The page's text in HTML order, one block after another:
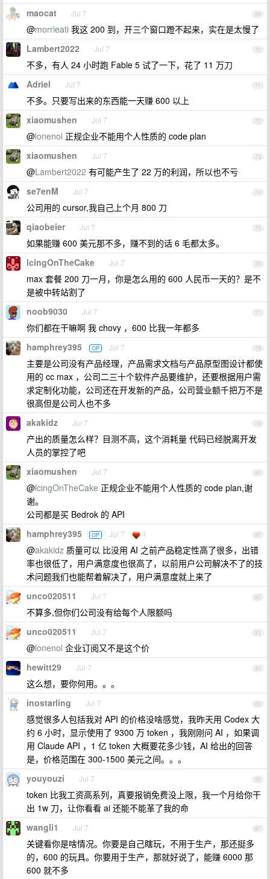
69
maocat Jul 7
@morrieati 我这 200 到，开三个窗口蹬不起来，实在是太慢了
70
Lambert2022 Jul 7
不多，有人 24 小时跑 Fable 5 试了一下，花了 11 万刀
71
Adriel Jul 7
不多。只要写出来的东西能一天赚 600 以上
72
xiaomushen Jul 7
@lonenol 正规企业不能用个人性质的 code plan
73
xiaomushen Jul 7
@Lambert2022 有可能产生了 22 万的利润，所以也不亏
74
se7enM Jul 7
公司用的 cursor,我自己上个月 800 刀
75
qiaobeier Jul 7
如果能赚 600 美元那不多，赚不到的话 6 毛都太多。
76
lcingOnTheCake Jul 7
max 套餐 200 刀一月，你是怎么用的 600 人民币一天的？是不
是被中转站割了
77
noob9030 Jul 7
你们都在干嘛啊 我 chovy ，600 比我一年都多
78
hamphrey395 OP Jul 7
主要是公司没有产品经理，产品需求文档与产品原型图设计都使
用的 cc max ，公司二三十个软件产品要维护，还要根据用户需
求定制化功能，公司还在开发新的产品，公司营业额千把万不是
很高但是公司人也不多
79
akakidz Jul 7
产出的质量怎么样？目测不高，这个消耗量 代码已经脱离开发
人员的掌控了吧
80
xiaomushen Jul 7
@lcingOnTheCake 正规企业不能用个人性质的 code plan,谢
谢。
公司都是买 Bedrok 的 API
81
hamphrey395 OP Jul 7 1
@akakidz 质量可以 比没用 AI 之前产品稳定性高了很多，出错
率也很低了，用户满意度也很高了，以前用户公司解决不了的技
术问题我们也能帮着解决了，用户满意度就上来了
82
unco020511 Jul 7
不算多,但你们公司没有给每个人限额吗
83
unco020511 Jul 7
@lonenol 企业订阅又不是这个价
84
hewitt29 Jul 7
这么想，要你何用。。。
85
inostarling Jul 7
感觉很多人包括我对 API 的价格没啥感觉，我昨天用 Codex 大
约 6 小时，显示使用了 9300 万 token ，我刚刚问 AI ，如果调
用 Claude API ，1 亿 token 大概要花多少钱，AI 给出的回答
是，价格范围在 300-1500 美元之间。。。
86
youyouzi Jul 7
token 比我工资高系列，真要报销免费没上限，我一个月给你干
出 1w 刀，让你看看 ai 还能不能革了我的命
87
wangli1 Jul 7
关键看你是啥情况。你要是自己瞎玩，不用于生产，那还挺多
的，600 的玩具。你要用于生产，那就好说了，能赚 6000 那
600 就不多